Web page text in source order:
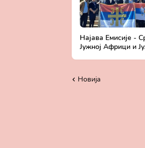
Најава Емисије -
Јужној Африци и
Новија